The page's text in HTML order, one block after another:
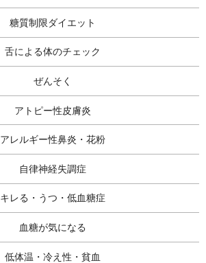
糖質制限ダイエット
舌による体のチェック
ぜんそく
アトピー性皮膚炎
アレルギー性鼻炎・花粉
自律神経失調症
キレる・うつ・低血糖症
血糖が気になる
低体温・冷え性・貧血